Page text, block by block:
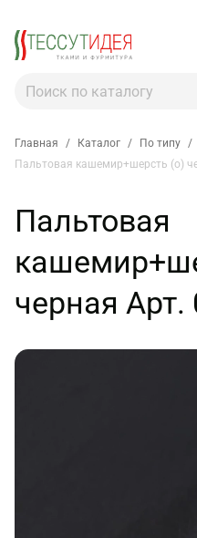
Главная / Каталог / По типу /
Пальтовая кашемир+шерсть (о)
Пальтовая
черная Арт.